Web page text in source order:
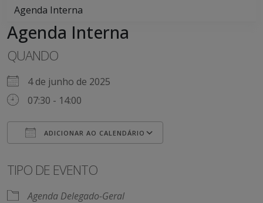
Agenda Interna
Agenda Interna
QUANDO
4 de junho de 2025
07:30 - 14:00
ADICIONAR AO CALENDÁRIO
TIPO DE EVENTO
Agenda Delegado-Geral